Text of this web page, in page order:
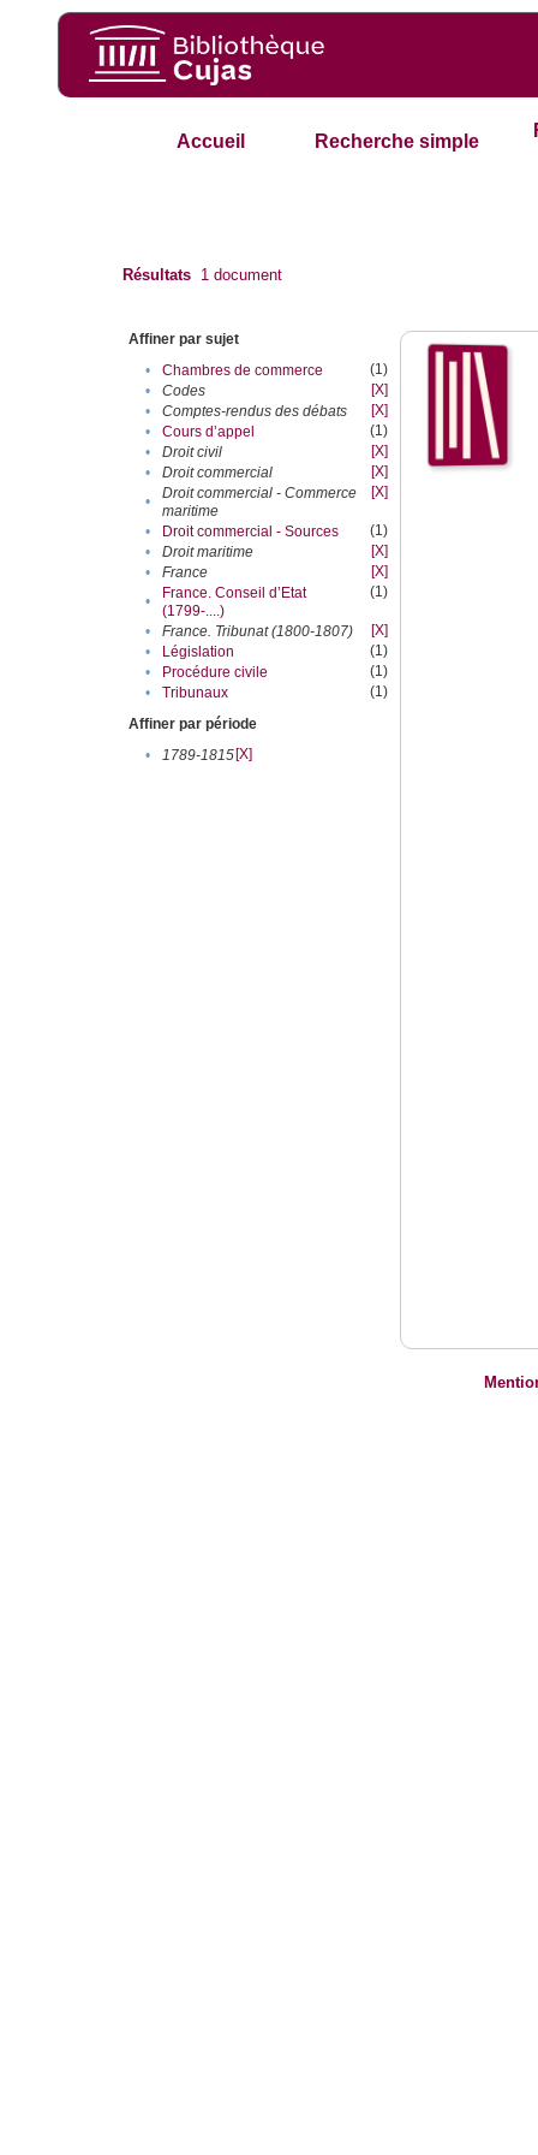
Accueil Recherche simple
Résultats 1 document
Affiner par sujet
•
Chambres de commerce
(1)
•
Codes
[X]
•
Comptes-rendus des débats
[X]
•
Cours d’appel
(1)
•
Droit civil
[X]
•
Droit commercial
[X]
•
Droit commercial - Commerce
maritime
[X]
• Droit commercial - Sources
(1)
•
Droit maritime
[X]
•
France
[X]
•
France. Conseil d’Etat
(1799-....)
(1)
• France. Tribunat (1800-1807)
[X]
•
Législation
(1)
•
Procédure civile
(1)
•
Tribunaux
(1)
Affiner par période
•
1789-1815[X]